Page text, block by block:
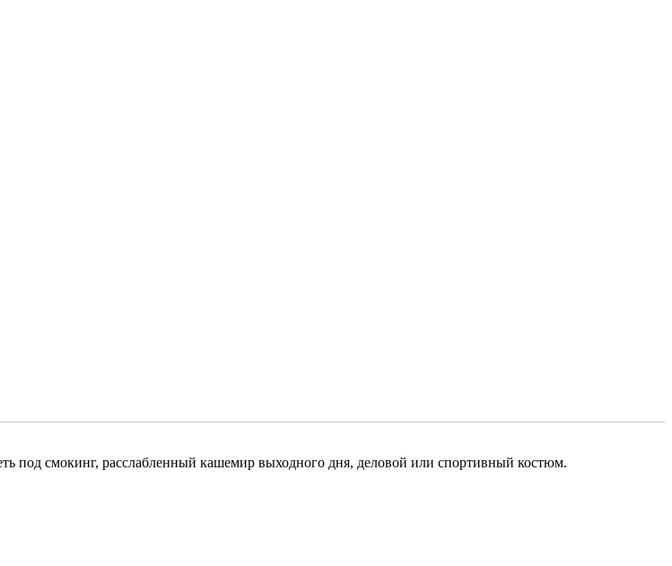
под смокинг, расслабленный кашемир выходного дня, деловой или спортивный костюм.